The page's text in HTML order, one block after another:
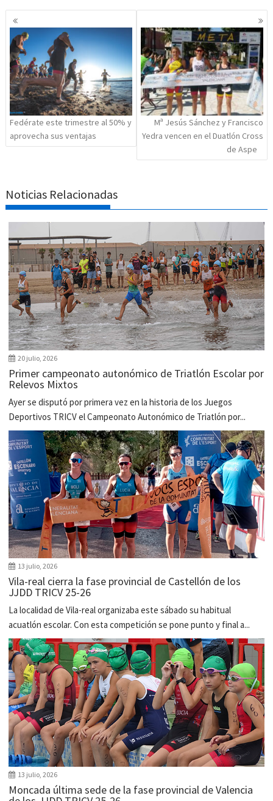
Navegación
de
entradas
Fedérate este trimestre al 50% y
aprovecha sus ventajas
Mª Jesús Sánchez y Francisco
Yedra vencen en el Duatlón Cross
de Aspe
Noticias Relacionadas
20 julio, 2026
Primer campeonato autonómico de Triatlón Escolar por
Relevos Mixtos
Ayer se disputó por primera vez en la historia de los Juegos
Deportivos TRICV el Campeonato Autonómico de Triatlón por...
13 julio, 2026
Vila-real cierra la fase provincial de Castellón de los
JJDD TRICV 25-26
La localidad de Vila-real organizaba este sábado su habitual
acuatlón escolar. Con esta competición se pone punto y final a...
13 julio, 2026
Moncada última sede de la fase provincial de Valencia